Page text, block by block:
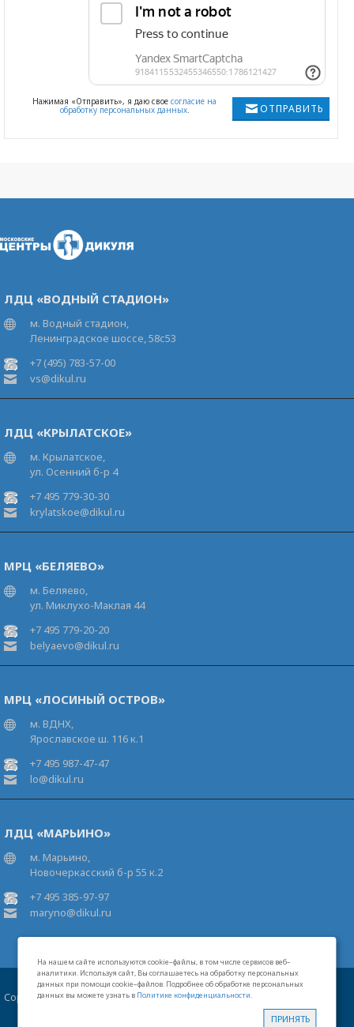
На нашем сайте используются cookie–файлы, в том числе сервисов веб–
аналитики. Используя сайт, Вы соглашаетесь на обработку персональных
данных при помощи cookie–файлов. Подробнее об обработке персональных
данных вы можете узнать в Политике конфиденциальности.
ПРИНЯТЬ
ОТПРАВИТЬ
Нажимая «Отправить», я даю свое согласие на
обработку персональных данных.
ЛДЦ «ВОДНЫЙ СТАДИОН»
м. Водный стадион,
Ленинградское шоссе, 58с53
+7 (495) 783-57-00
vs@dikul.ru
ЛДЦ «КРЫЛАТСКОЕ»
м. Крылатское,
ул. Осенний б-р 4
+7 495 779-30-30
krylatskoe@dikul.ru
МРЦ «БЕЛЯЕВО»
м. Беляево,
ул. Миклухо-Маклая 44
+7 495 779-20-20
belyaevo@dikul.ru
МРЦ «ЛОСИНЫЙ ОСТРОВ»
м. ВДНХ,
Ярославское ш. 116 к.1
+7 495 987-47-47
lo@dikul.ru
ЛДЦ «МАРЬИНО»
м. Марьино,
Новочеркасский б-р 55 к.2
+7 495 385-97-97
maryno@dikul.ru
Copyright 2026 Московские центры В.И.Дикуля®
Лицензии